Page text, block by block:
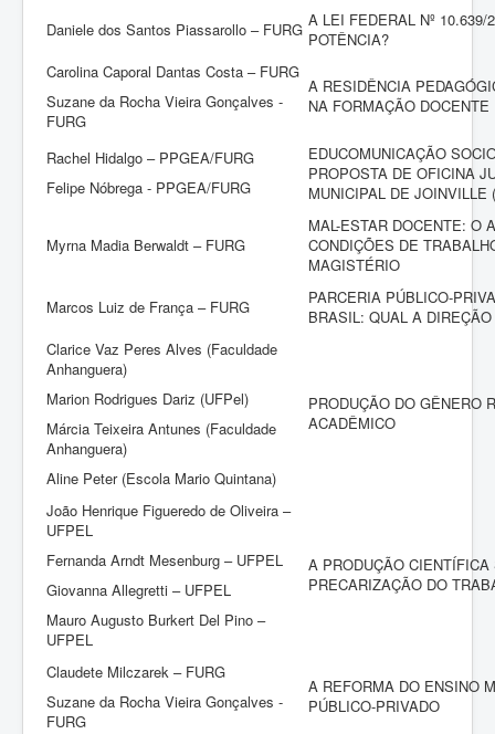
Daniele dos Santos Piassarollo – FURG A LEI FEDERAL Nº 10.639/
POTÊNCIA?
Carolina Caporal Dantas Costa – FURG
Suzane da Rocha Vieira Gonçalves -
FURG
A RESIDÊNCIA
NA FORMAÇÃO DOCENTE
Rachel Hidalgo – PPGEA/FURG
Felipe Nóbrega - PPGEA/FURG
EDUCOMUNICAÇÃO
PROPOSTA DE OFICINA
MUNICIPAL DE JOINVILLE
Myrna Madia Berwaldt – FURG
MAL-ESTAR DOCENTE: O
CONDIÇÕES DE
MAGISTÉRIO
Marcos Luiz de França – FURG
PARCERIA PÚBLICO-
BRASIL: QUAL A
Clarice Vaz Peres Alves (Faculdade
Anhanguera)
Marion Rodrigues Dariz (UFPel)
Márcia Teixeira Antunes (Faculdade
Anhanguera)
Aline Peter (Escola Mario Quintana)
PRODUÇÃO DO GÊNERO
ACADÊMICO
João Henrique Figueredo de Oliveira –
UFPEL
Fernanda Arndt Mesenburg – UFPEL
Giovanna Allegretti – UFPEL
Mauro Augusto Burkert Del Pino –
UFPEL
A PRODUÇÃO
PRECARIZAÇÃO DO
Claudete Milczarek – FURG
Suzane da Rocha Vieira Gonçalves -
FURG
A REFORMA DO ENSINO
PÚBLICO-PRIVADO